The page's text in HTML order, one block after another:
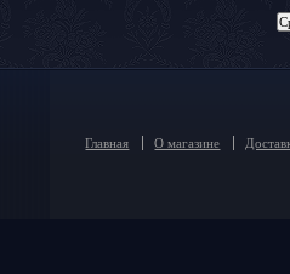
Главная О магазине